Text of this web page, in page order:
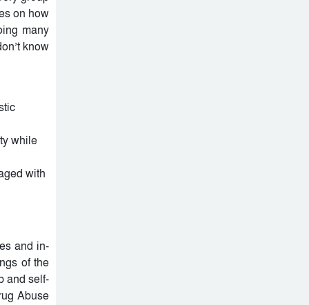
on how
many
know
while
with
and in-
of the
and self-
Abuse